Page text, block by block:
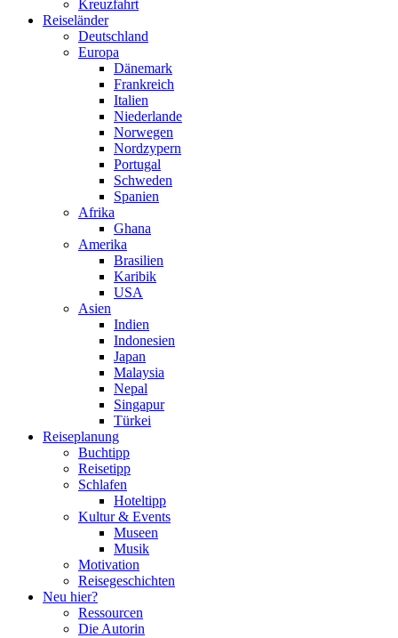
Kreuzfahrt
Reiseländer
Deutschland
Europa
Dänemark
Frankreich
Italien
Niederlande
Norwegen
Nordzypern
Portugal
Schweden
Spanien
Afrika
Ghana
Amerika
Brasilien
Karibik
USA
Asien
Indien
Indonesien
Japan
Malaysia
Nepal
Singapur
Türkei
Reiseplanung
Buchtipp
Reisetipp
Schlafen
Hoteltipp
Kultur & Events
Museen
Musik
Motivation
Reisegeschichten
Neu hier?
Ressourcen
Die Autorin